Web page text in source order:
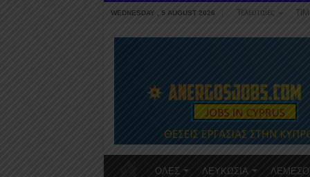
WEDNESDAY , 5 AUGUST 2026 Τελευταίες
ΟΛΕΣ ΛΕΥΚΩΣΙΑ